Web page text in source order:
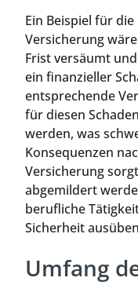
Ein Beispiel für
Versicherung
Frist versäumt
ein finanzieller
entsprechende
für diesen
werden, was
Konsequenzen
Versicherung
abgemildert
berufliche
Sicherheit
Umfang